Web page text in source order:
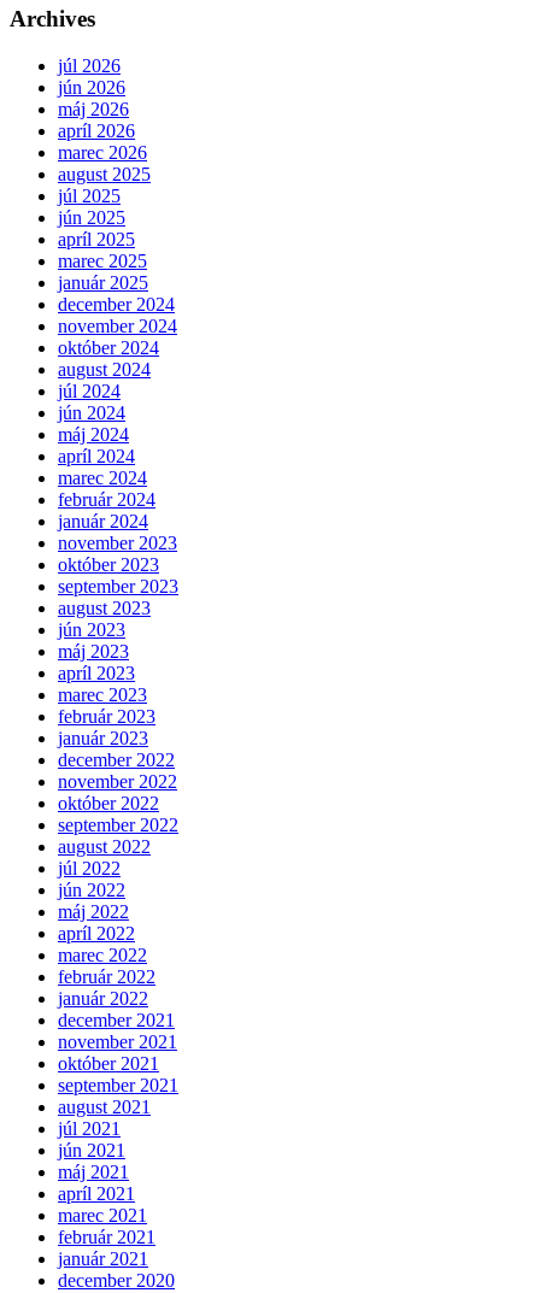
Archives
júl 2026
jún 2026
máj 2026
apríl 2026
marec 2026
august 2025
júl 2025
jún 2025
apríl 2025
marec 2025
január 2025
december 2024
november 2024
október 2024
august 2024
júl 2024
jún 2024
máj 2024
apríl 2024
marec 2024
február 2024
január 2024
november 2023
október 2023
september 2023
august 2023
jún 2023
máj 2023
apríl 2023
marec 2023
február 2023
január 2023
december 2022
november 2022
október 2022
september 2022
august 2022
júl 2022
jún 2022
máj 2022
apríl 2022
marec 2022
február 2022
január 2022
december 2021
november 2021
október 2021
september 2021
august 2021
júl 2021
jún 2021
máj 2021
apríl 2021
marec 2021
február 2021
január 2021
december 2020